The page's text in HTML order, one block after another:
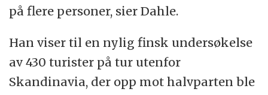
på flere personer, sier Dahle.
Han viser til en nylig finsk undersøkelse
av 430 turister på tur utenfor
Skandinavia, der opp mot halvparten ble